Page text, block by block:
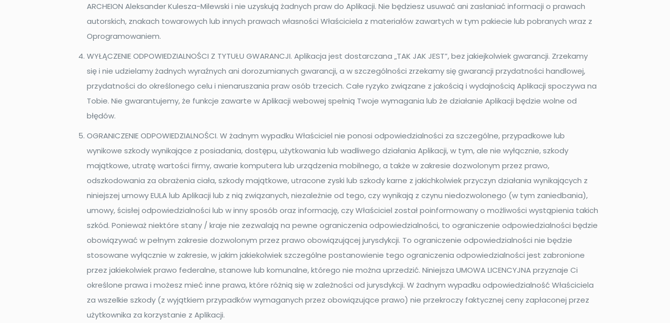
ARCHEION Aleksander Kulesza-Milewski i nie uzyskują żadnych praw do Aplikacji. Nie będziesz usuwać ani zasłaniać informacji o prawach
autorskich, znakach towarowych lub innych prawach własności Właściciela z materiałów zawartych w tym pakiecie lub pobranych wraz z
Oprogramowaniem.
WYŁĄCZENIE ODPOWIEDZIALNOŚCI Z TYTUŁU GWARANCJI. Aplikacja jest dostarczana „TAK JAK JEST”, bez jakiejkolwiek gwarancji. Zrzekamy
się i nie udzielamy żadnych wyraźnych ani dorozumianych gwarancji, a w szczególności zrzekamy się gwarancji przydatności handlowej,
przydatności do określonego celu i nienaruszania praw osób trzecich. Całe ryzyko związane z jakością i wydajnością Aplikacji spoczywa na
Tobie. Nie gwarantujemy, że funkcje zawarte w Aplikacji webowej spełnią Twoje wymagania lub że działanie Aplikacji będzie wolne od
błędów.
OGRANICZENIE ODPOWIEDZIALNOŚCI. W żadnym wypadku Właściciel nie ponosi odpowiedzialności za szczególne, przypadkowe lub
wynikowe szkody wynikające z posiadania, dostępu, użytkowania lub wadliwego działania Aplikacji, w tym, ale nie wyłącznie, szkody
majątkowe, utratę wartości firmy, awarie komputera lub urządzenia mobilnego, a także w zakresie dozwolonym przez prawo,
odszkodowania za obrażenia ciała, szkody majątkowe, utracone zyski lub szkody karne z jakichkolwiek przyczyn działania wynikających z
niniejszej umowy EULA lub Aplikacji lub z nią związanych, niezależnie od tego, czy wynikają z czynu niedozwolonego (w tym zaniedbania),
umowy, ścisłej odpowiedzialności lub w inny sposób oraz informację, czy Właściciel został poinformowany o możliwości wystąpienia takich
szkód. Ponieważ niektóre stany / kraje nie zezwalają na pewne ograniczenia odpowiedzialności, to ograniczenie odpowiedzialności będzie
obowiązywać w pełnym zakresie dozwolonym przez prawo obowiązującej jurysdykcji. To ograniczenie odpowiedzialności nie będzie
stosowane wyłącznie w zakresie, w jakim jakiekolwiek szczególne postanowienie tego ograniczenia odpowiedzialności jest zabronione
przez jakiekolwiek prawo federalne, stanowe lub komunalne, którego nie można uprzedzić. Niniejsza UMOWA LICENCYJNA przyznaje Ci
określone prawa i możesz mieć inne prawa, które różnią się w zależności od jurysdykcji. W żadnym wypadku odpowiedzialność Właściciela
za wszelkie szkody (z wyjątkiem przypadków wymaganych przez obowiązujące prawo) nie przekroczy faktycznej ceny zapłaconej przez
użytkownika za korzystanie z Aplikacji.